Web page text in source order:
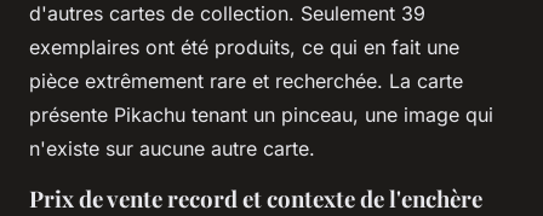
d'autres cartes de collection. Seulement 39
exemplaires ont été produits, ce qui en fait une
pièce extrêmement rare et recherchée. La carte
présente Pikachu tenant un pinceau, une image qui
n'existe sur aucune autre carte.
Prix de vente record et contexte de l'enchère